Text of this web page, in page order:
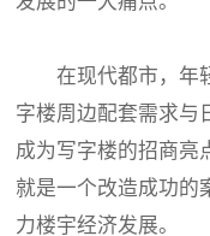
在现代都市，年
字楼周边配套需求与
成为写字楼的招商亮
就是一个改造成功的
力楼宇经济发展。